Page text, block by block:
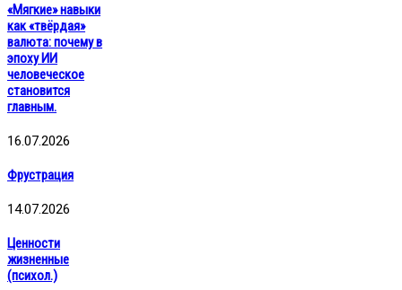
«Мягкие» навыки
как «твёрдая»
валюта: почему в
эпоху ИИ
человеческое
становится
главным.
16.07.2026
Фрустрация
14.07.2026
Ценности
жизненные
(психол.)